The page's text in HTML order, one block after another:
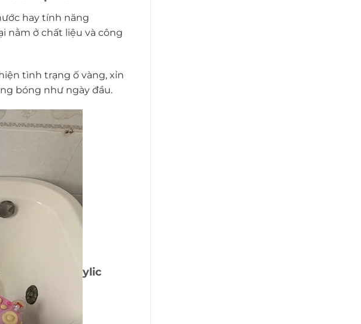
hay tính năng
nằm ở chất liệu và công
tình trạng ố vàng, xỉn
bóng như ngày đầu.
ylic